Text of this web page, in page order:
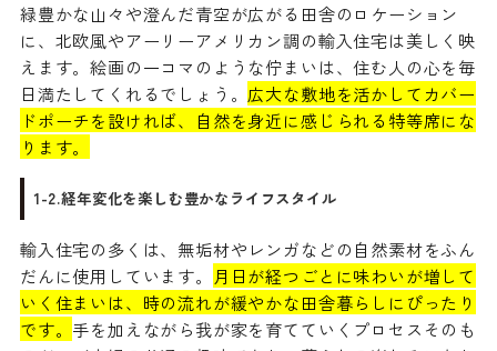
緑豊かな山々や澄んだ青空が広がる田舎のロケーション
に、北欧風やアーリーアメリカン調の輸入住宅は美しく映
えます。絵画の一コマのような佇まいは、住む人の心を毎
日満たしてくれるでしょう。 広大な敷地を活かしてカバー
ドポーチを設ければ、自然を身近に感じられる特等席にな
ります。
1-2.経年変化を楽しむ豊かなライフスタイル
輸入住宅の多くは、無垢材やレンガなどの自然素材をふん
だんに使用しています。
月日が経つごとに味わいが増して
いく住まいは、時の流れが緩やかな田舎暮らしにぴったり
です。 手を加えながら我が家を育てていくプロセスそのも